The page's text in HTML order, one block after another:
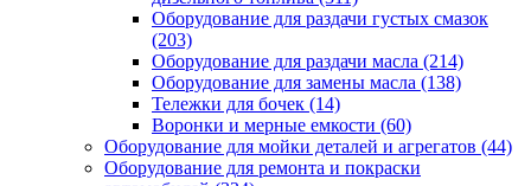
Оборудование для раздачи густых смазок
(203)
Оборудование для раздачи масла (214)
Оборудование для замены масла (138)
Тележки для бочек (14)
Воронки и мерные емкости (60)
Оборудование для мойки деталей и агрегатов (44)
Оборудование для ремонта и покраски